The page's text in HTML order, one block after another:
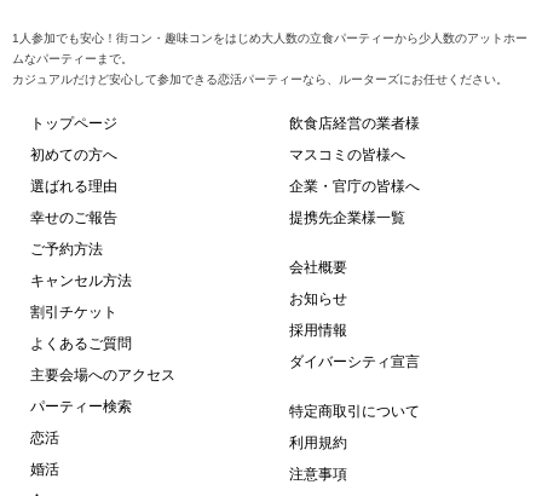
1人参加でも安心！街コン・趣味コンをはじめ大人数の立食パーティーから少人数のアットホー
ムなパーティーまで。
カジュアルだけど安心して参加できる恋活パーティーなら、ルーターズにお任せください。
トップページ
初めての方へ
選ばれる理由
幸せのご報告
ご予約方法
キャンセル方法
割引チケット
よくあるご質問
主要会場へのアクセス
パーティー検索
恋活
婚活
飲食店経営の業者様
マスコミの皆様へ
企業・官庁の皆様へ
提携先企業様一覧
会社概要
お知らせ
採用情報
ダイバーシティ宣言
特定商取引について
利用規約
注意事項